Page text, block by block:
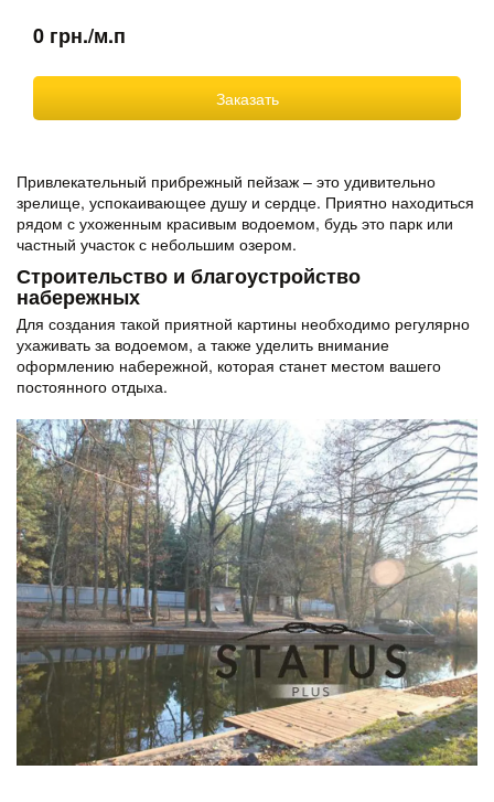
0 грн./м.п
Заказать
Привлекательный прибрежный пейзаж – это удивительно
зрелище, успокаивающее душу и сердце. Приятно находиться
рядом с ухоженным красивым водоемом, будь это парк или
частный участок с небольшим озером.
Строительство и благоустройство
набережных
Для создания такой приятной картины необходимо регулярно
ухаживать за водоемом, а также уделить внимание
оформлению набережной, которая станет местом вашего
постоянного отдыха.